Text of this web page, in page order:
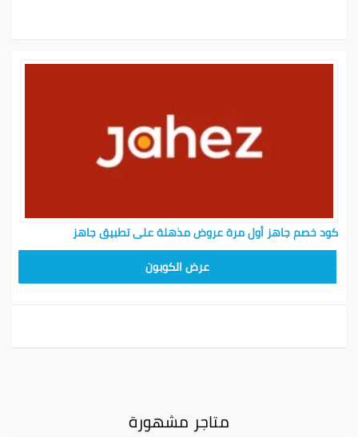
كود خصم جاهز أول مرة عروض مذهلة على تطبيق جاهز
عرض الكوبون
متاجر مشهورة